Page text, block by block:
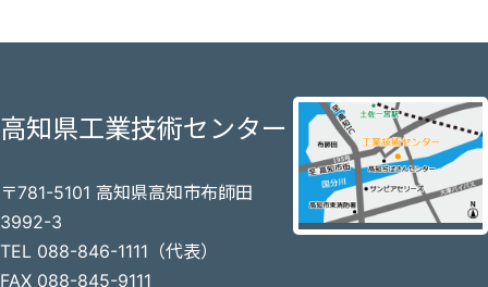
高知県工業技術センター
〒781-5101 高知県高知市布師田
3992-3
TEL 088-846-1111（代表）
FAX 088-845-9111